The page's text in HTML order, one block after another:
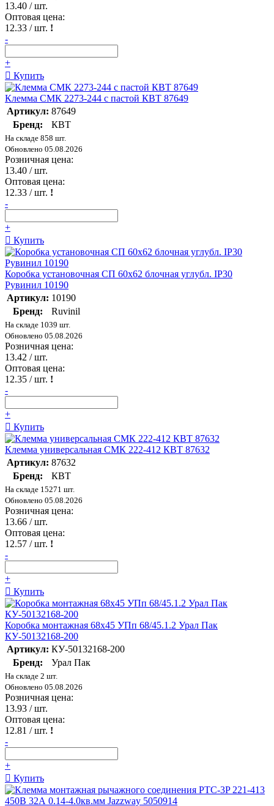
13.40 / шт.
Оптовая цена:
12.33 / шт. !
-
+
Купить
Клемма СМК 2273-244 с пастой КВТ 87649
Артикул: 87649
Бренд:
КВТ
На складе 858 шт.
Обновлено 05.08.2026
Розничная цена:
13.40 / шт.
Оптовая цена:
12.33 / шт. !
-
+
Купить
Коробка установочная СП 60х62 блочная углубл. IP30
Рувинил 10190
Артикул: 10190
Бренд:
Ruvinil
На складе 1039 шт.
Обновлено 05.08.2026
Розничная цена:
13.42 / шт.
Оптовая цена:
12.35 / шт. !
-
+
Купить
Клемма универсальная СМК 222-412 КВТ 87632
Артикул: 87632
Бренд:
КВТ
На складе 15271 шт.
Обновлено 05.08.2026
Розничная цена:
13.66 / шт.
Оптовая цена:
12.57 / шт. !
-
+
Купить
Коробка монтажная 68х45 УПп 68/45.1.2 Урал Пак
КУ-50132168-200
Артикул: КУ-50132168-200
Бренд:
Урал Пак
На складе 2 шт.
Обновлено 05.08.2026
Розничная цена:
13.93 / шт.
Оптовая цена:
12.81 / шт. !
-
+
Купить